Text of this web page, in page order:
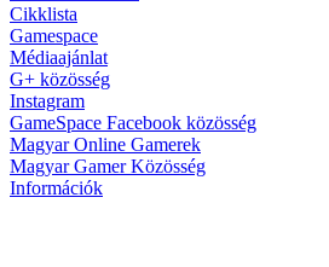
Cikklista
Gamespace
Médiaajánlat
G+ közösség
Instagram
GameSpace Facebook közösség
Magyar Online Gamerek
Magyar Gamer Közösség
Információk